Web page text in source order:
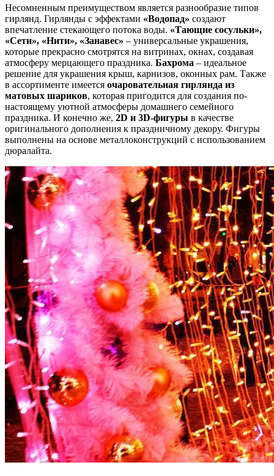
Несомненным преимуществом является разнообразие типов
гирлянд. Гирлянды с эффектами «Водопад» создают
впечатление стекающего потока воды. «Тающие сосульки»,
«Сети», «Нити», «Занавес» – универсальные украшения,
которые прекрасно смотрятся на витринах, окнах, создавая
атмосферу мерцающего праздника. Бахрома – идеальное
решение для украшения крыш, карнизов, оконных рам. Также
в ассортименте имеется очаровательная гирлянда из
матовых шариков, которая пригодится для создания по-
настоящему уютной атмосферы домашнего семейного
праздника. И конечно же, 2D и 3D-фигуры в качестве
оригинального дополнения к праздничному декору. Фигуры
выполнены на основе металлоконструкций с использованием
дюралайта.